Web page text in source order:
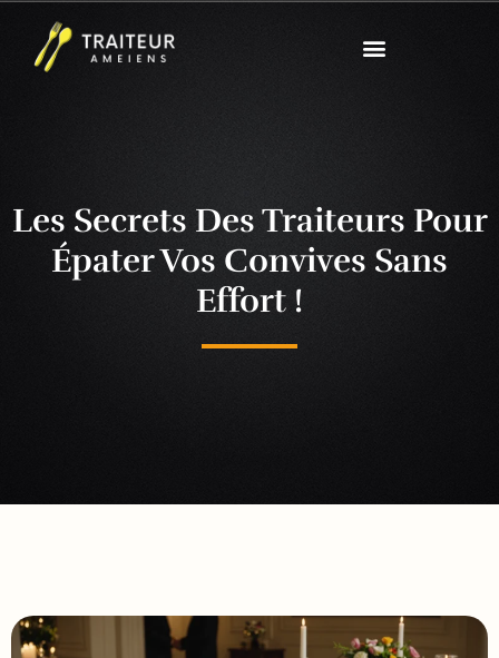
Les Secrets Des Traiteurs Pour
Épater Vos Convives Sans
Effort !